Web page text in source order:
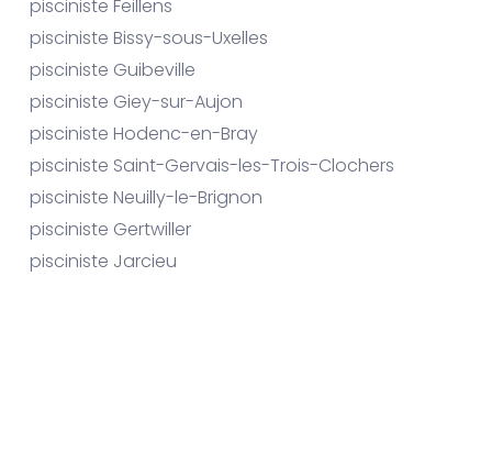
pisciniste Feillens
pisciniste Bissy-sous-Uxelles
pisciniste Guibeville
pisciniste Giey-sur-Aujon
pisciniste Hodenc-en-Bray
pisciniste Saint-Gervais-les-Trois-Clochers
pisciniste Neuilly-le-Brignon
pisciniste Gertwiller
pisciniste Jarcieu